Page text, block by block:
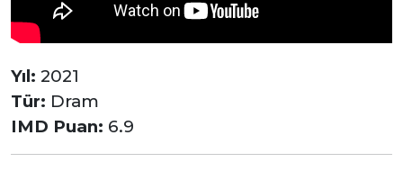
Yıl: 2021
Tür: Dram
IMD Puan: 6.9